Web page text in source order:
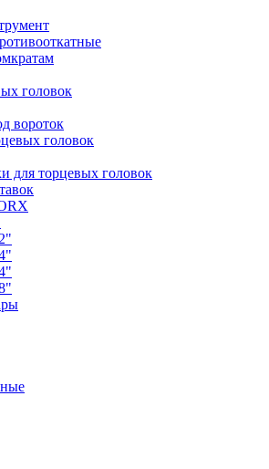
головок
вороток
головок
для торцевых головок